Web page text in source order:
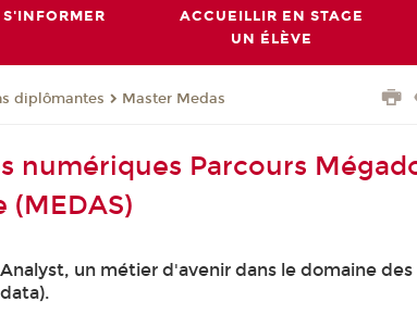
S'INFORMER
ACCUEILLIR EN STAGE
UN ÉLÈVE
diplômantes Master Medas
numériques Parcours
(MEDAS)
un métier d'avenir dans le domaine